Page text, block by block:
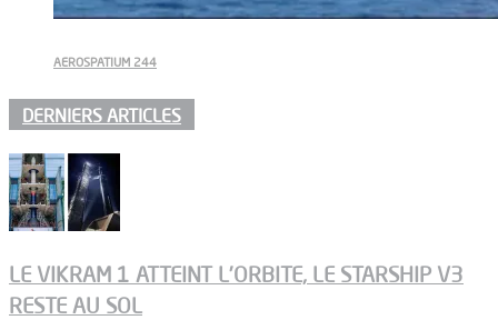
AEROSPATIUM 244
DERNIERS ARTICLES
LE VIKRAM 1 ATTEINT L’ORBITE, LE STARSHIP V3
RESTE AU SOL